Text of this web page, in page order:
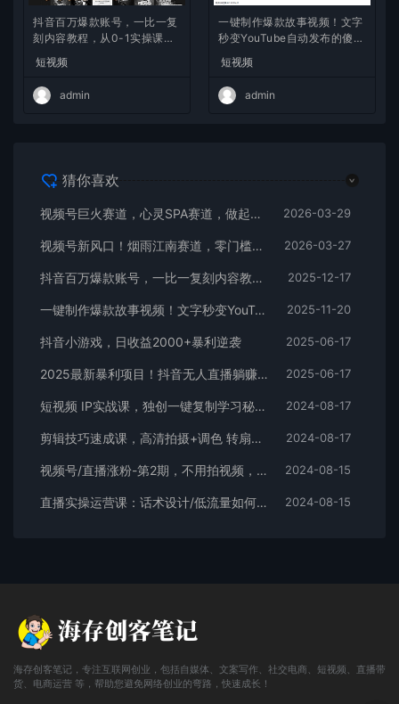
抖音百万爆款账号，一比一复
刻内容教程，从0-1实操课，
入10w+
短视频
admin
一键制作爆款故事视频！文字
秒变YouTube自动发布的傻瓜
短视频
admin
猜你喜欢
视频号巨火赛道，心灵SPA赛道，做起来超简单，每天收益800+ 2026-03-29
视频号新风口！烟雨江南赛道，零门槛日入 500+ 2026-03-27
抖音百万爆款账号，一比一复刻内容教程，从0-1实操课，小白也能学会，复制爆款，月入10w+ 2025-12-17
一键制作爆款故事视频！文字秒变YouTube自动发布的傻瓜式教程 2025-11-20
抖音小游戏，日收益2000+暴利逆袭 2025-06-17
2025最新暴利项目！抖音无人直播躺赚攻略！抖音无人直播3.0玩法！0门槛… 2025-06-17
短视频 IP实战课，独创一键复制学习秘籍，转战新领域，月赚五万轻松行 2024-08-17
剪辑技巧速成课，高清拍摄+调色 转扇子，建筑-抠图精通，新手秒变剪辑专家 2024-08-17
视频号/直播涨粉-第2期，不用拍视频，不用卖货，在直播间做菜，就可以搞钱 2024-08-15
直播实操运营课：话术设计/低流量如何提升/话术框架/全场燃爆/非常干货 2024-08-15
海存创客笔记，专注互联网创业，包括自媒体、文案写作、社交电商、短视频、直播带
货、电商运营 等，帮助您避免网络创业的弯路，快速成长！